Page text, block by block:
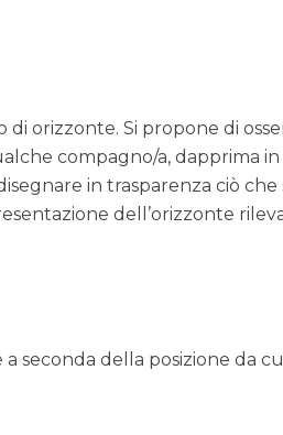
orizzonte. Si propone di
compagno/a, dapprima in
in trasparenza ciò che
dell’orizzonte
seconda della posizione da